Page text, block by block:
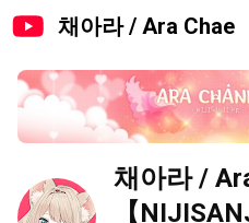
채아라 / Ara Chae
채아라 /
【